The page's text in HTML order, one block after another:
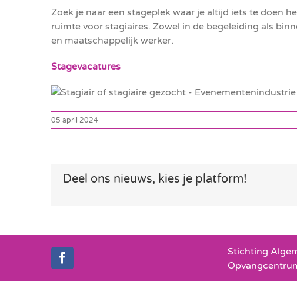
Zoek je naar een stageplek waar je altijd iets te doen
ruimte voor stagiaires. Zowel in de begeleiding als
en maatschappelijk werker.
Stagevacatures
05 april 2024
Deel ons nieuws, kies je platform!
Stichting